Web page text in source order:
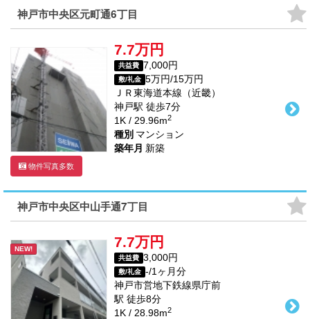
神戸市中央区元町通6丁目
物件写真多数
7.7万円
共益費 7,000円
敷/礼金 5万円/15万円
ＪＲ東海道本線（近畿）
神戸駅 徒歩7分
1K / 29.96m2
種別 マンション
築年月 新築
神戸市中央区中山手通7丁目
NEW! 7.7万円
共益費 3,000円
敷/礼金 -/1ヶ月分
神戸市営地下鉄線県庁前
駅 徒歩8分
1K / 28.98m2